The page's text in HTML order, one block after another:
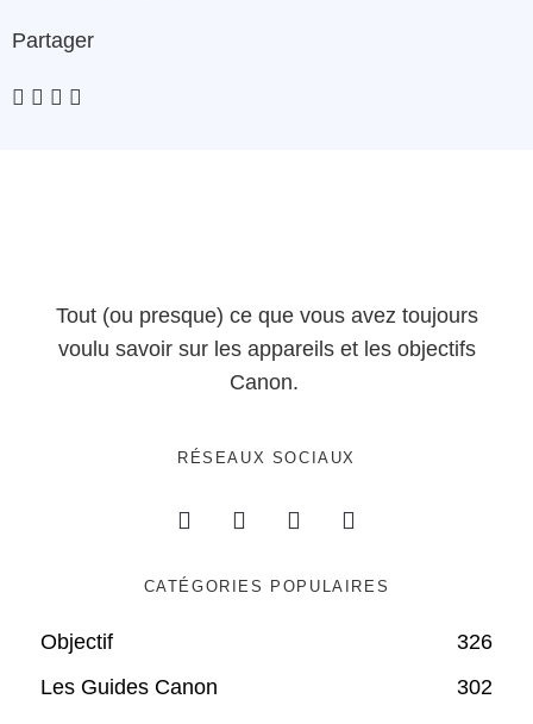
Partager
Tout (ou presque) ce que vous avez toujours
voulu savoir sur les appareils et les objectifs
Canon.
RÉSEAUX SOCIAUX
CATÉGORIES POPULAIRES
Objectif
326
Les Guides Canon
302